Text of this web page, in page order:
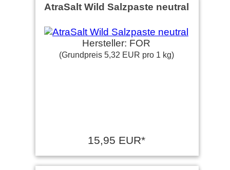
AtraSalt Wild Salzpaste neutral
Hersteller: FOR
(Grundpreis 5,32 EUR pro 1 kg)
15,95 EUR*